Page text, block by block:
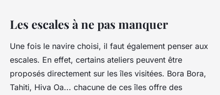
Les escales à ne pas manquer
Une fois le navire choisi, il faut également penser aux
escales. En effet, certains ateliers peuvent être
proposés directement sur les îles visitées. Bora Bora,
Tahiti, Hiva Oa... chacune de ces îles offre des